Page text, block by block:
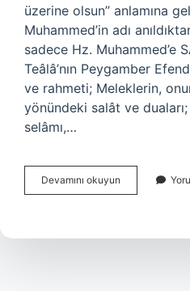
üzerine olsun” anlamına
Muhammed’in adı
sadece Hz. Muhammed’e
Teâlâ’nın Peygamber
ve rahmeti; Meleklerin,
yönündeki salât ve
selâmı,…
Devamını okuyun
Diğer
Mi